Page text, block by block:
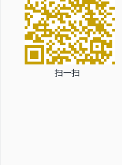
扫一扫